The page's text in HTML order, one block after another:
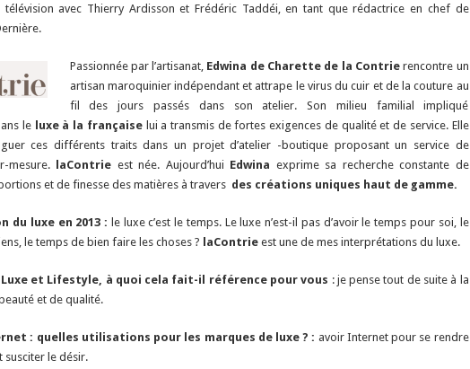
télévision avec Thierry Ardisson et Frédéric Taddéi, en tant que rédactrice en chef de
Passionnée par l’artisanat, Edwina de Charette de la Contrierencontre un
artisan maroquinier indépendant et attrape le virus du cuir et de la couture au
fil des jours passés dans son atelier. Son milieu familial impliqué
le luxe à la françaiselui a transmis de fortes exigences de qualité et de service. Elle
ces différents traits dans un projet d’atelier -boutique proposant un service de
mesure.
laContrie est née. Aujourd’hui Edwina exprime sa recherche constante de
et de finesse des matières à travers des créations uniques haut de gamme.
du luxe en 2013 : le luxe c’est le temps. Le luxe n’est-il pas d’avoir le temps pour soi, le
le temps de bien faire les choses ? laContrieest une de mes interprétations du luxe.
Luxe et Lifestyle, à quoi cela fait-il référence pour vous : je pense tout de suite à la
et de qualité.
: quelles utilisations pour les marques de luxe ? : avoir Internet pour se rendre
susciter le désir.